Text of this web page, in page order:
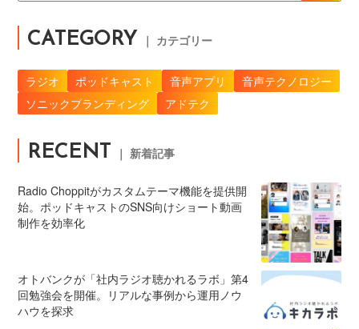
CATEGORY ｜ カテゴリー
ラジオ ポッドキャスト 音声アプリ
音声テクノロジー
ソニックブランディング
アドテク
RECENT ｜ 新着記事
Radio Choppitがカスタムテーマ機能を提供開
始。ポッドキャストのSNS向けショート動画
制作を効率化
オトバンクが「社内ラジオ聴かれるラボ」第4
回勉強会を開催。リアルな事例から運用ノウ
ハウを探求